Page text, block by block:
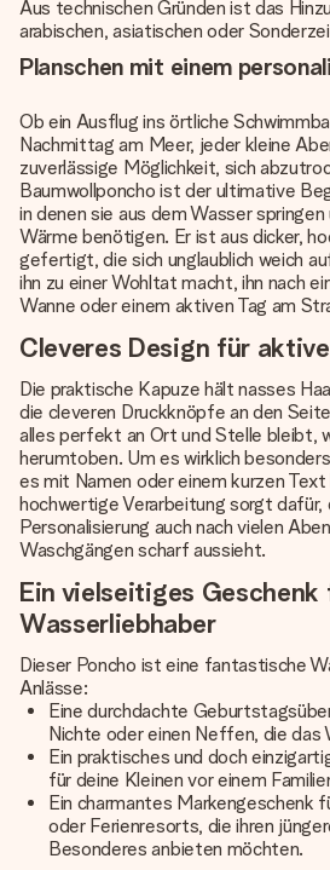
Aus technischen Gründen ist das
arabischen, asiatischen oder
Planschen mit einem
Ob ein Ausflug ins örtliche
Nachmittag am Meer, jeder kleine
zuverlässige Möglichkeit, sich
Baumwollponcho ist der ultimative
in denen sie aus dem Wasser
Wärme benötigen. Er ist aus dicker,
gefertigt, die sich unglaublich weich
ihn zu einer Wohltat macht, ihn nach
Wanne oder einem aktiven Tag am
Cleveres Design für
Die praktische Kapuze hält nasses
die cleveren Druckknöpfe an den
alles perfekt an Ort und Stelle bleibt,
herumtoben. Um es wirklich
es mit Namen oder einem kurzen
hochwertige Verarbeitung sorgt dafür,
Personalisierung auch nach vielen
Waschgängen scharf aussieht.
Ein vielseitiges Geschenk
Wasserliebhaber
Dieser Poncho ist eine fantastische
Anlässe:
Eine durchdachte
Nichte oder einen Neffen, die das
Ein praktisches und doch
für deine Kleinen vor einem
Ein charmantes Markengeschenk
oder Ferienresorts, die ihren
Besonderes anbieten möchten.